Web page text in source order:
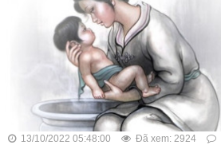
13/10/2022 05:48:00 Đã xem: 2924